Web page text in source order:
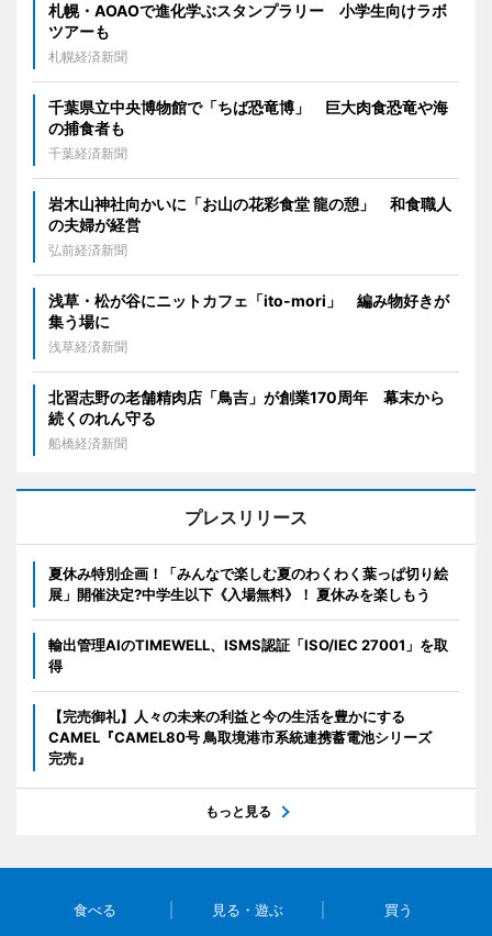
札幌・AOAOで進化学ぶスタンプラリー 小学生向けラボ
ツアーも
札幌経済新聞
千葉県立中央博物館で「ちば恐竜博」 巨大肉食恐竜や海
の捕食者も
千葉経済新聞
岩木山神社向かいに「お山の花彩食堂 龍の憩」 和食職人
の夫婦が経営
弘前経済新聞
浅草・松が谷にニットカフェ「ito-mori」 編み物好きが
集う場に
浅草経済新聞
北習志野の老舗精肉店「鳥吉」が創業170周年 幕末から
続くのれん守る
船橋経済新聞
プレスリリース
夏休み特別企画！「みんなで楽しむ夏のわくわく葉っぱ切り絵
展」開催決定?中学生以下《入場無料》！ 夏休みを楽しもう
輸出管理AIのTIMEWELL、ISMS認証「ISO/IEC 27001」を取
得
【完売御礼】人々の未来の利益と今の生活を豊かにする
CAMEL『CAMEL80号 鳥取境港市系統連携蓄電池シリーズ
完売』
もっと見る
食べる 見る・遊ぶ 買う